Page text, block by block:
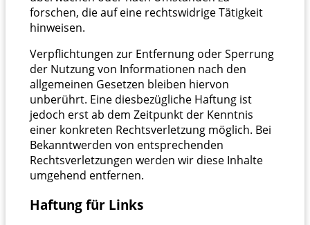
forschen, die auf eine rechtswidrige Tätigkeit
hinweisen.
Verpflichtungen zur Entfernung oder Sperrung
der Nutzung von Informationen nach den
allgemeinen Gesetzen bleiben hiervon
unberührt. Eine diesbezügliche Haftung ist
jedoch erst ab dem Zeitpunkt der Kenntnis
einer konkreten Rechtsverletzung möglich. Bei
Bekanntwerden von entsprechenden
Rechtsverletzungen werden wir diese Inhalte
umgehend entfernen.
Haftung für Links